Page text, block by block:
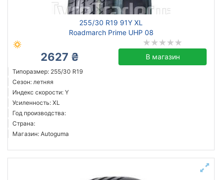
255/30 R19 91Y XL
Roadmarch Prime UHP 08
2627 ₴ В магазин
Типоразмер: 255/30 R19
Сезон: летняя
Индекс скорости: Y
Усиленность: XL
Год производства:
Страна:
Магазин: Autoguma